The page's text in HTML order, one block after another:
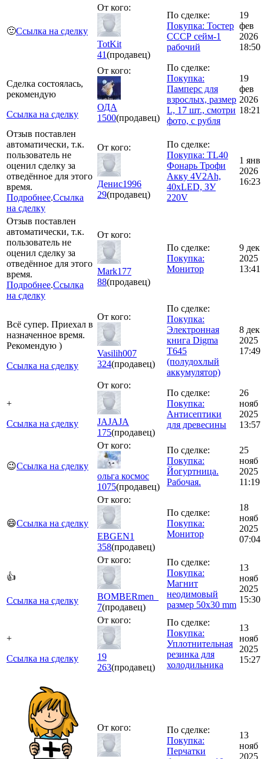
🙂Ссылка на сделку
От кого:
TotKit
41(продавец)
По сделке:
Покупка: Тостер
СССР сейм-1
рабочий
19
фев
2026
18:50
Сделка состоялась,
рекомендую
Ссылка на сделку
От кого:
ОДА
1500(продавец)
По сделке:
Покупка:
Памперс для
взрослых, размер
L, 17 шт., смотри
фото, с рубля
19
фев
2026
18:21
Отзыв поставлен
автоматически, т.к.
пользователь не
оценил сделку за
отведённое для этого
время.
Подробнее.Ссылка
на сделку
От кого:
Денис1996
29(продавец)
По сделке:
Покупка: TL40
Фонарь Трофи
Акку 4V2Ah,
40xLED, ЗУ
220V
1 янв
2026
16:23
Отзыв поставлен
автоматически, т.к.
пользователь не
оценил сделку за
отведённое для этого
время.
Подробнее.Ссылка
на сделку
От кого:
Mark177
88(продавец)
По сделке:
Покупка:
Монитор
9 дек
2025
13:41
Всё супер. Приехал в
назначенное время.
Рекомендую )
Ссылка на сделку
От кого:
Vasilih007
324(продавец)
По сделке:
Покупка:
Электронная
книга Digma
T645
(полудохлый
аккумулятор)
8 дек
2025
17:49
+
Ссылка на сделку
От кого:
JAJAJA
175(продавец)
По сделке:
Покупка:
Антисептики
для древесины
26
нояб
2025
13:57
😉Ссылка на сделку
От кого:
ольга космос
1075(продавец)
По сделке:
Покупка:
Йогуртница.
Рабочая.
25
нояб
2025
11:19
😄Ссылка на сделку
От кого:
EBGEN1
358(продавец)
По сделке:
Покупка:
Монитор
18
нояб
2025
07:04
👍
Ссылка на сделку
От кого:
BOMBERmen_
7(продавец)
По сделке:
Покупка:
Магнит
неодимовый
размер 50х30 mm
13
нояб
2025
15:30
+
Ссылка на сделку
От кого:
19
263(продавец)
По сделке:
Покупка:
Уплотнительная
резинка для
холодильника
13
нояб
2025
15:27
От кого:
По сделке:
Покупка:
Перчатки
13
нояб
2025